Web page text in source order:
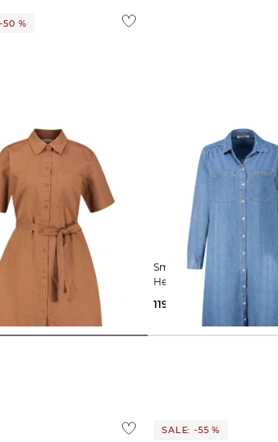
hier
50 %
Denim |
aus Baumwolle
Relaxed Fit
139,95 €
Smith & Soul | Damen
Hemdblusenkleid mit
119,99 €
SALE: -55 %